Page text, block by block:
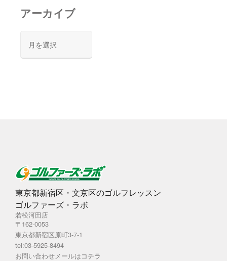
アーカイブ
カ
東京都新宿区・文京区のゴルフレッスン
ゴルファーズ・ラボ
若松河田店
〒162-0053
東京都新宿区原町3-7-1
tel:03-5925-8494
お問い合わせメールはコチラ